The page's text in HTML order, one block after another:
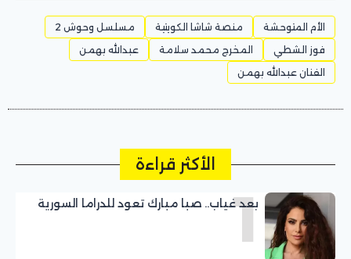
الأم المتوحشة منصة شاشا الكويتية
مسلسل وحوش 2
فوز الشطي
المخرج محمد سلامة
عبدالله بهمن
الفنان عبدالله بهمن
الأكثر قراءة
1
بعد غياب.. صبا مبارك تعود للدراما السورية